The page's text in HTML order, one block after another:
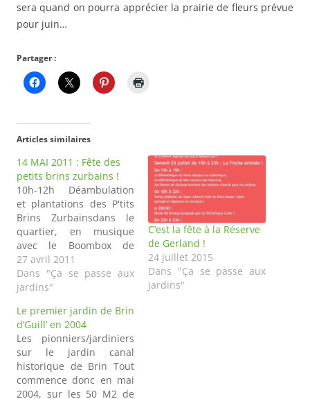
sera quand on pourra apprécier la prairie de fleurs prévue
pour juin…
Partager :
Articles similaires
14 MAI 2011 : Fête des
petits brins zurbains !
10h-12h Déambulation
et plantations des P'tits
Brins Zurbainsdans le
quartier, en musique
avec le Boombox de
l'associationLab[art]back
12h Concours de
déguisement pour les
fruits"et atelier
maquillage 12h30 Repas
partagé, stand
dedégustation-vente de
confitures,chutney et
tapenades de« Ma grand
27 avril 2011
Dans "Ça se passe aux
jardins"
C’est la fête à la Réserve
de Gerland !
24 juillet 2015
Dans "Ça se passe aux
jardins"
Le premier jardin de Brin
d’Guill’ en 2004
Les pionniers/jardiniers
sur le jardin canal
historique de Brin Tout
commence donc en mai
2004, sur les 50 M2 de